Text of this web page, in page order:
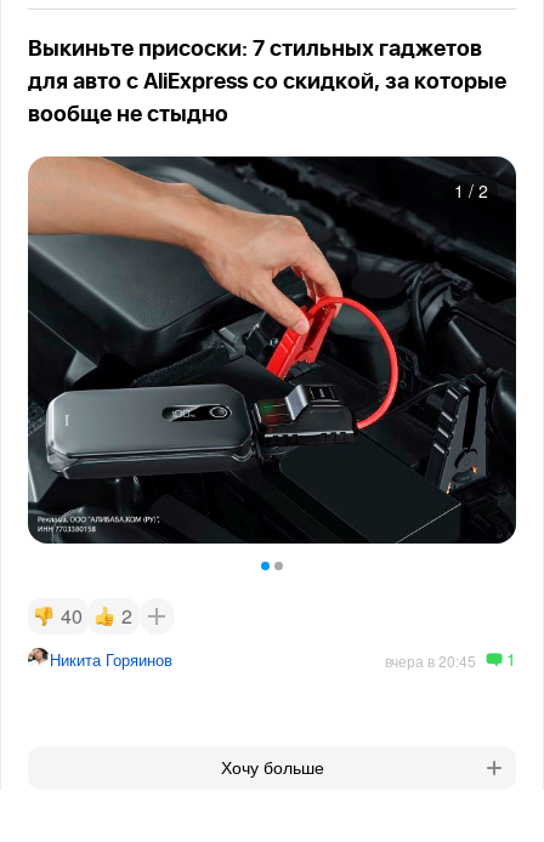
Выкиньте присоски: 7 стильных гаджетов
для авто с AliExpress со скидкой, за которые
вообще не стыдно
1 / 2
40 2
Никита Горяинов вчера в 20:45 1
Хочу больше